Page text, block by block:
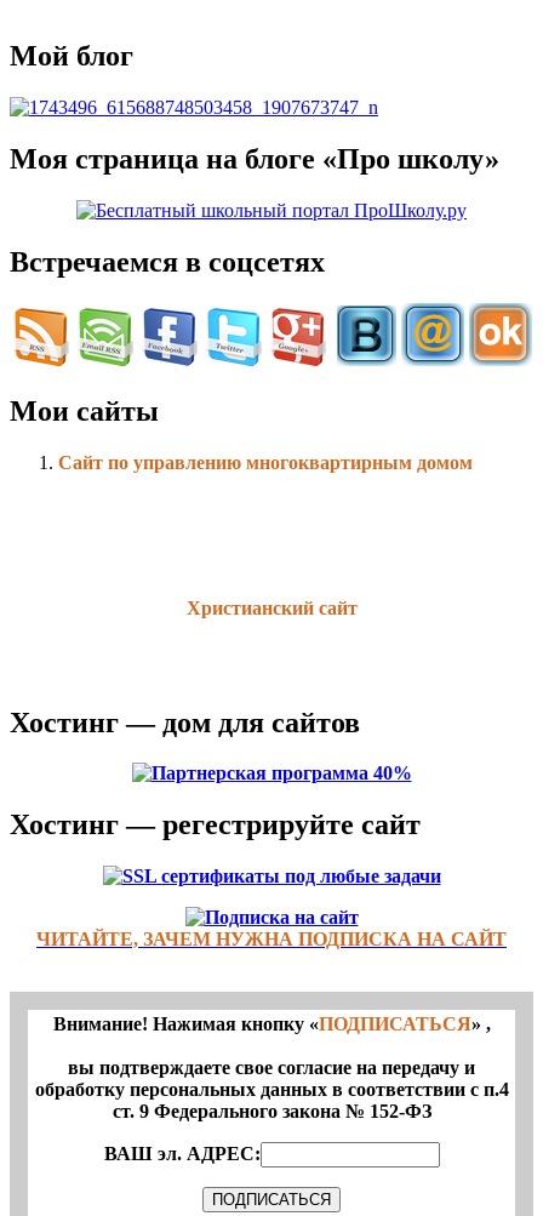
Мой блог
Моя страница на блоге «Про школу»
Встречаемся в соцсетях
Мои сайты
Сайт по управлению многоквартирным домом
Христианский сайт
Хостинг — дом для сайтов
Хостинг — регестрируйте сайт
ЧИТАЙТЕ, ЗАЧЕМ НУЖНА ПОДПИСКА НА САЙТ
Внимание! Нажимая кнопку «ПОДПИСАТЬСЯ» ,
вы подтверждаете свое согласие на передачу и
обработку персональных данных в соответствии с п.4
ст. 9 Федерального закона № 152-ФЗ
ВАШ эл. АДРЕС: